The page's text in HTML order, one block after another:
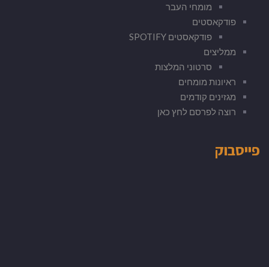
מומחי העבר
פודקאסטים
פודקאסטים SPOTIFY
ממליצים
סרטוני המלצות
ראיונות מומחים
מגזינים קודמים
רוצה לפרסם לחץ כאן
פייסבוק